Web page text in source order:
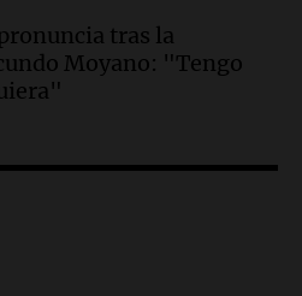
Paso Internacional
acumulación de
a 22 días
en Córdoba para
tras la
Moyano: "Tengo